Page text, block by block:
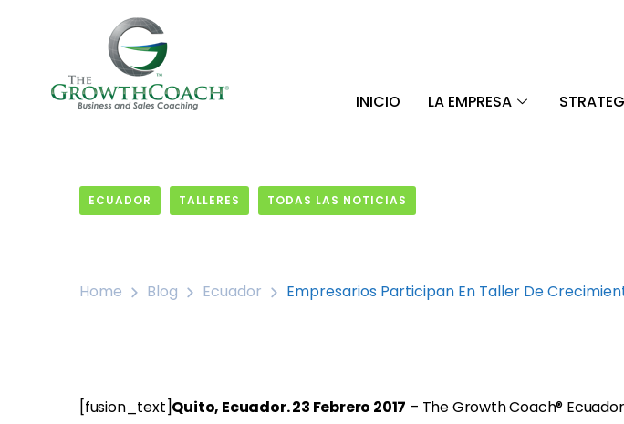
INICIO LA EMPRESA
ECUADOR TALLERES TODAS LAS NOTICIAS
Home Blog Ecuador Empresarios Participan En Taller De
[fusion_text]Quito, Ecuador. 23 Febrero 2017 – The Growth Coach®